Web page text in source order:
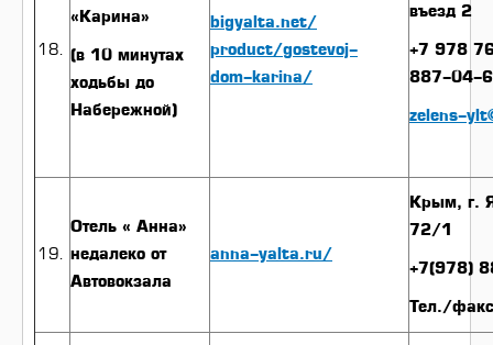
«Карина»
(в 10 минутах
ходьбы до
Набережной)
bigyalta.net/
product/gostevoj-
dom-karina/
въезд 2
+7 978
887-04-
zelens-
Отель « Анна»
недалеко от
Автовокзала
anna-yalta.ru/
Крым, г.
72/1
+7(978)
Тел./